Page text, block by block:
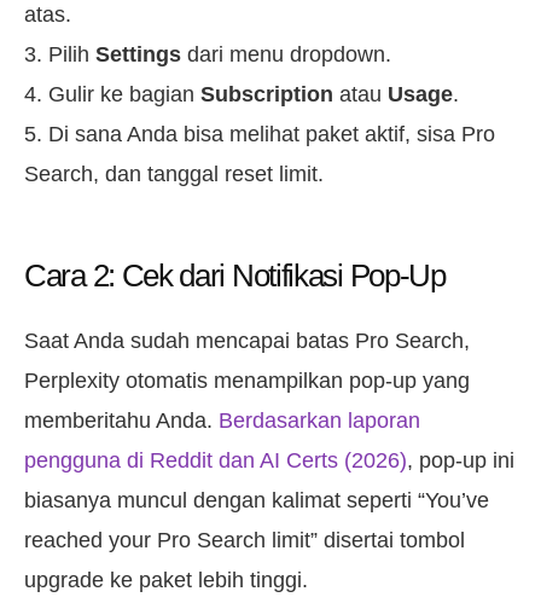
atas.
Pilih Settings dari menu dropdown.
Gulir ke bagian Subscription atau Usage.
Di sana Anda bisa melihat paket aktif, sisa Pro
Search, dan tanggal reset limit.
Cara 2: Cek dari Notifikasi Pop-Up
Saat Anda sudah mencapai batas Pro Search,
Perplexity otomatis menampilkan pop-up yang
memberitahu Anda. Berdasarkan laporan
pengguna di Reddit dan AI Certs (2026), pop-up ini
biasanya muncul dengan kalimat seperti “You’ve
reached your Pro Search limit” disertai tombol
upgrade ke paket lebih tinggi.